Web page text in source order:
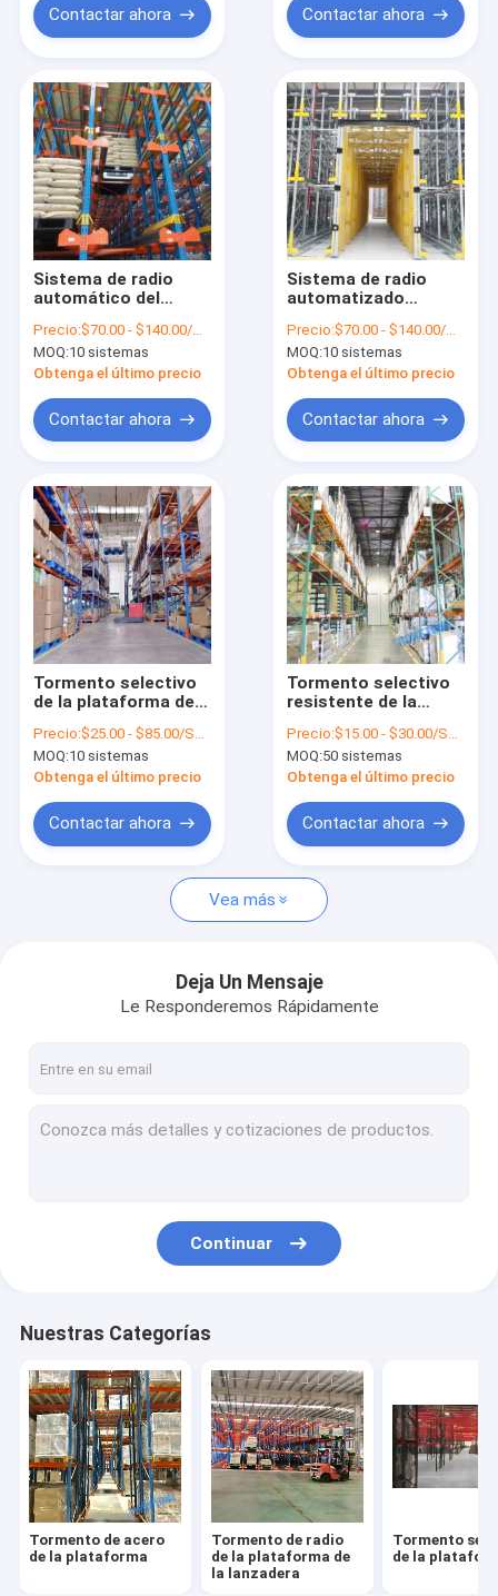
Productos
Sobre nosotros
Viaje de la fábrica
Control de calidad
Noticias
Casos
Tormento de acero de la plataforma
Tormento selectivo de la plataforma
Impulsión en el tormento de la plataforma
Tormento industrial del almacenamiento
Contactar ahora Contactar ahora
Sistema de radio
automático del
corredor del
tormento de la
plataforma de la
almacenamiento
resistente
Precio:$70.00 - $140.00/Sets
MOQ:10 sistemas
Obtenga el último precio
Contactar ahora
Sistema de radio
automatizado
almacenamiento de
tormento de la
plataforma de la
Precio:$70.00 - $140.00/Sets
MOQ:10 sistemas
Obtenga el último precio
Contactar ahora
Tormento selectivo
de la plataforma del
industrial de
Warehouse
Precio:$25.00 - $85.00/Sets
MOQ:10 sistemas
Obtenga el último precio
Contactar ahora
Tormento selectivo
resistente de la
Warehouse de
niveles múltiples
Precio:$15.00 - $30.00/Sets
MOQ:50 sistemas
Obtenga el último precio
Contactar ahora
Vea más
Deja Un Mensaje
Le Responderemos Rápidamente
Continuar
Nuestras Categorías
Tormento de acero
de la plataforma
Tormento de radio
de la plataforma de
la lanzadera
Tormento
de la